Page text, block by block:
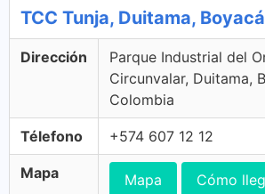
TCC Tunja, Duitama, Boyacá
Dirección
Parque Industrial del
Circunvalar, Duitama,
Colombia
Télefono +574 607 12 12
Mapa Mapa Cómo